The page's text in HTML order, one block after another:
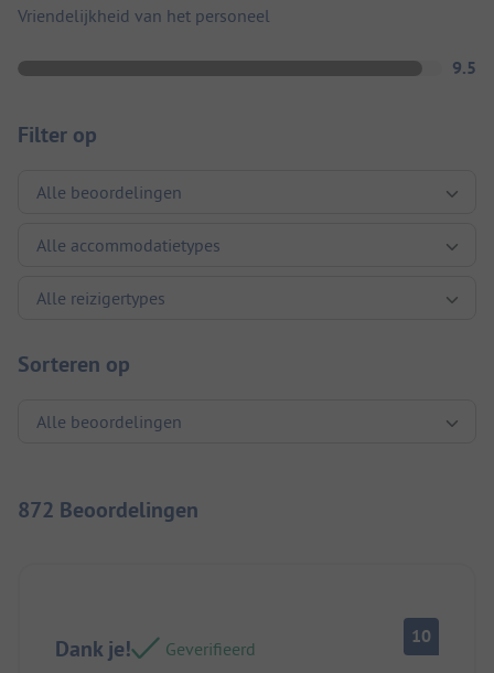
Vriendelijkheid van het personeel
9.5
Filter op
Sorteren op
872 Beoordelingen
Dank je! Geverifieerd
10